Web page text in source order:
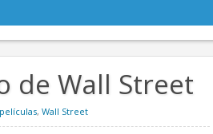
de Wall Street
películas, Wall Street